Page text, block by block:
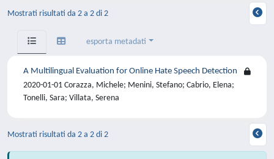
Mostrati risultati da 2 a 2 di 2
esporta metadati
A Multilingual Evaluation for Online Hate Speech Detection
2020-01-01 Corazza, Michele; Menini, Stefano; Cabrio, Elena;
Tonelli, Sara; Villata, Serena
Mostrati risultati da 2 a 2 di 2